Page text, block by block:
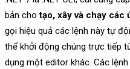
bản chotạo, xây và chạy các
gọi hiệu quả các lệnh này tự
thể khởi động chúng trực tiếp
dụng một editor khác. Các